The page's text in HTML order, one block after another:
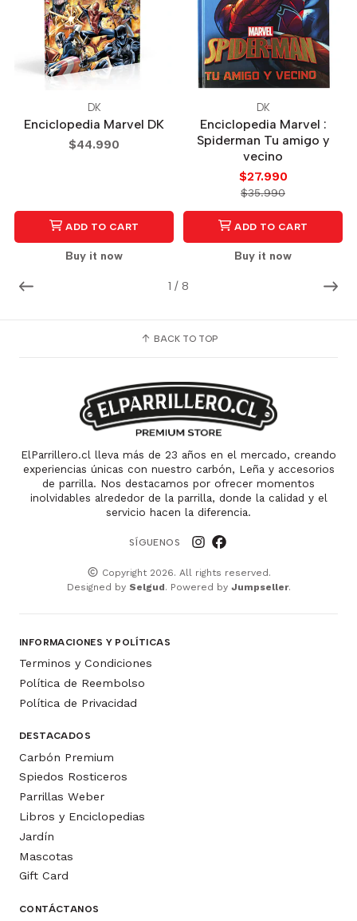
1 / 8
DK
Enciclopedia Marvel DK
$44.990
ADD TO CART
Buy it now
DK
Enciclopedia Marvel :
Spiderman Tu amigo y
vecino
$27.990
$35.990
ADD TO CART
Buy it now
BACK TO TOP
ElParrillero.cl lleva más de 23 años en el mercado, creando
experiencias únicas con nuestro carbón, Leña y accesorios
de parrilla. Nos destacamos por ofrecer momentos
inolvidables alrededor de la parrilla, donde la calidad y el
servicio hacen la diferencia.
SÍGUENOS
Copyright 2026. All rights reserved.
Designed by Selgud. Powered by Jumpseller.
INFORMACIONES Y POLÍTICAS
Terminos y Condiciones
Política de Reembolso
Política de Privacidad
DESTACADOS
Carbón Premium
Spiedos Rosticeros
Parrillas Weber
Libros y Enciclopedias
Jardín
Mascotas
Gift Card
CONTÁCTANOS